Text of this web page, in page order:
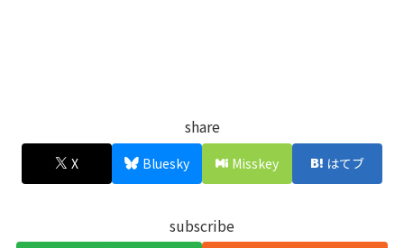
share
X Bluesky Misskey はてブ
subscribe